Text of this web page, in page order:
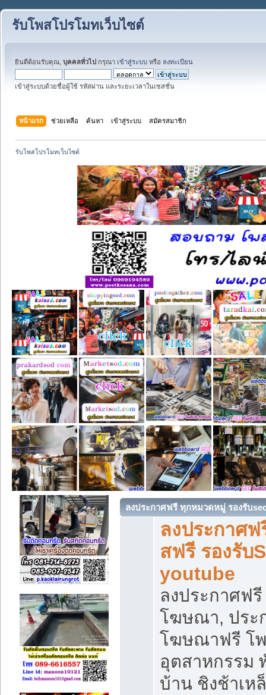
รับโพสโปรโมทเว็บไซต์
ยินดีต้อนรับคุณ, บุคคลทั่วไป กรุณา เข้าสู่ระบบ หรือ ลงทะเบียน
เข้าสู่ระบบด้วยชื่อผู้ใช้ รหัสผ่าน และระยะเวลาในเซสชั่น
หน้าแรก ช่วยเหลือ ค้นหา เข้าสู่ระบบ สมัครสมาชิก
รับโพสโปรโมทเว็บไซต์
ลงประกาศฟรี ทุกหมวดหมู่ รองรับ
ลงประกาศ
สฟรี รองรับ
youtube
ลงประกาศฟ
โฆษณา, ประ
โฆษณาฟรี โ
อุตสาหกรรม
บ้าน ชิงช้าเห